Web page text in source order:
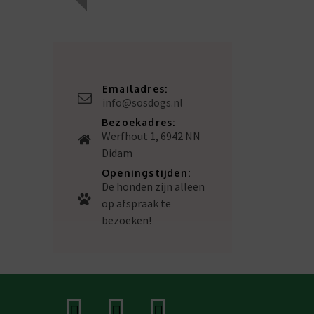
Emailadres:
info@sosdogs.nl
Bezoekadres:
Werfhout 1, 6942 NN
Didam
Openingstijden:
De honden zijn alleen
op afspraak te
bezoeken!